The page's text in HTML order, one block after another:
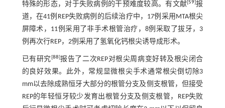
特殊的形态，对于失败病例的干预难度较高。有文献[59]报
道，在41例REP失败病例的后续治疗中，17例采用MTA根尖
屏障术，11例采用了非手术根管治疗，8例采取了拔牙，3
例再次行REP，2例采用了氢氧化钙根尖诱导成形术。
已有研究[88]报告了二次REP对根尖周病变好转及根尖闭合
的良好效果。此外，常规显微根尖手术通常根尖倒切除3
mm以去除成熟恒牙大部分的根管分支及侧支根管，但接受
REP的年轻恒牙较少发育出根管分支及侧支根管，REP失败